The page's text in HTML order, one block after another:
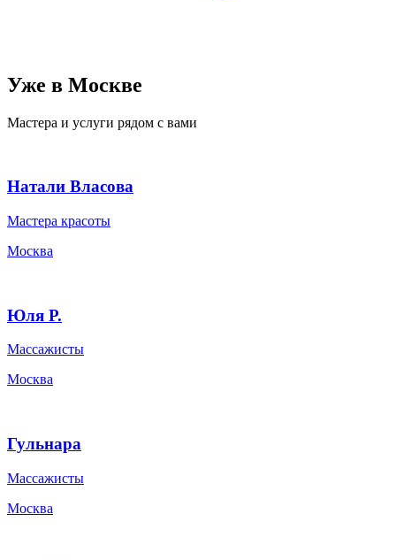
Уже в Москве
Мастера и услуги рядом с вами